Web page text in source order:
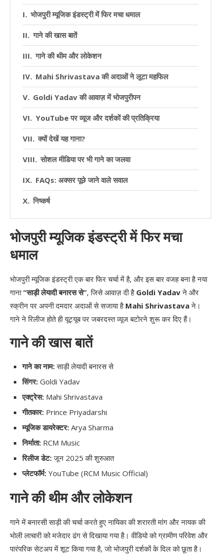
भोजपुरी म्यूजिक इंडस्ट्री में फिर मचा धमाल
गाने की खास बातें
गाने की थीम और लोकेशन
Mahi Shrivastava की अदाओं ने लूटा महफिल
Goldi Yadav की आवाज़ में भोजपुरीपन
YouTube पर व्यूज और दर्शकों की प्रतिक्रिया
क्यों देखें यह गाना?
सोशल मीडिया पर भी गाने का जलवा
FAQs: अक्सर पूछे जाने वाले सवाल
निष्कर्ष
भोजपुरी म्यूजिक इंडस्ट्री में फिर मचा
धमाल
भोजपुरी म्यूजिक इंडस्ट्री एक बार फिर चर्चा में है, और इस बार वजह बना है नया
गाना“साड़ी लेयादी बनारस से”, जिसे आवाज़ दी है Goldi Yadavने और
स्क्रीन पर अपनी दमदार अदाओं से सजाया है Mahi Shrivastavaने।
गाने ने रिलीज होते ही यूट्यूब पर जबरदस्त व्यूज बटोरने शुरू कर दिए हैं।
गाने की खास बातें
गाने का नाम:साड़ी लेयादी बनारस से
सिंगर: Goldi Yadav
एक्ट्रेस: Mahi Shrivastava
गीतकार: Prince Priyadarshi
म्यूजिक डायरेक्टर: Arya Sharma
निर्माता: RCM Music
रिलीज डेट:जून 2025 की शुरुआत
प्लेटफॉर्म: YouTube (RCM Music Official)
गाने की थीम और लोकेशन
गाने में बनारसी साड़ी की चर्चा करते हुए नायिका की शरारती मांग और नायक की
भोली लाचारी को मजेदार ढंग से दिखाया गया है। वीडियो को ग्रामीण परिवेश और
पारंपरिक सेटअप में शूट किया गया है, जो भोजपुरी दर्शकों के दिल को छूता है।